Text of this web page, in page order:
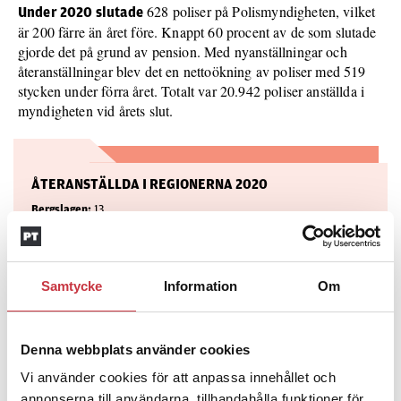
Samtycke Information Om
Denna webbplats använder cookies
Vi använder cookies för att anpassa innehållet och
Under 2020 slutade628 poliser på Polismyndigheten, vilket
är 200 färre än året före. Knappt 60 procent av de som slutade
gjorde det på grund av pension. Med nyanställningar och
återanställningar blev det en nettoökning av poliser med 519
stycken under förra året. Totalt var 20.942 poliser anställda i
myndigheten vid årets slut.
ÅTERANSTÄLLDA I REGIONERNA 2020
Bergslagen:13
Mitt:
Nord:14
Väst:15